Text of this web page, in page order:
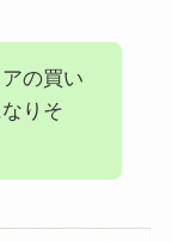
の買い
りそ